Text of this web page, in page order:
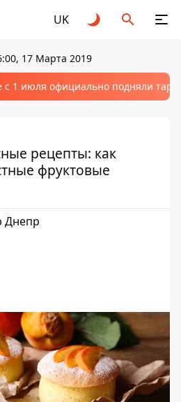
UK
17 Марта 2019
с 1 июля официально подняли
рецепты: как
фруктовые
Днепр